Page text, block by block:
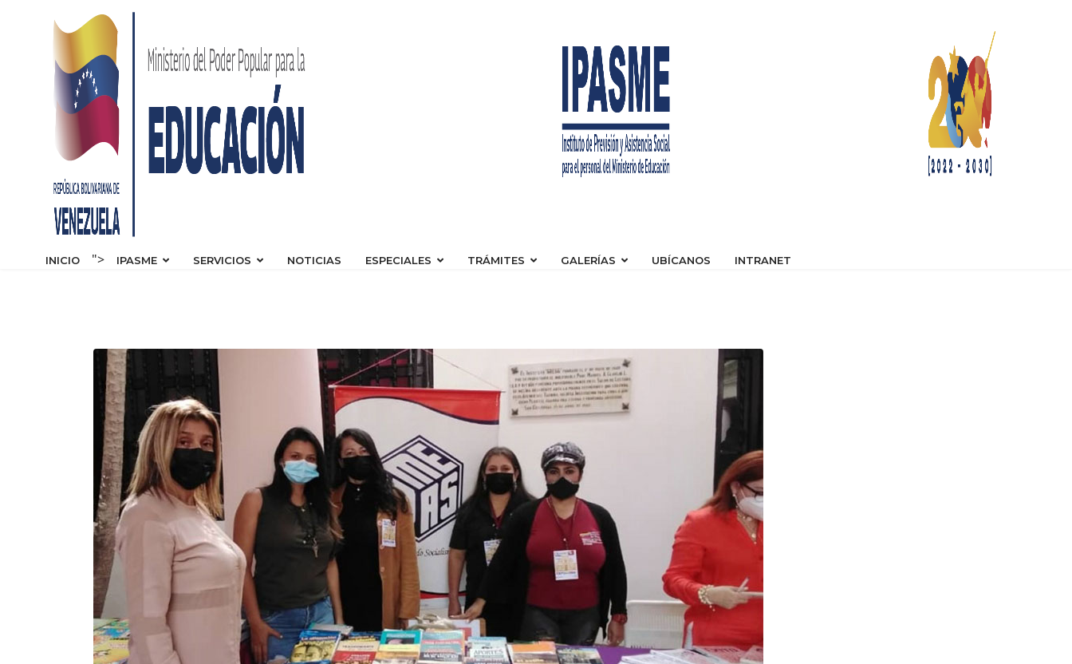
INICIO "> IPASME SERVICIOS NOTICIAS ESPECIALES TRÁMITES GALERÍAS UBÍCANOS INTRANET